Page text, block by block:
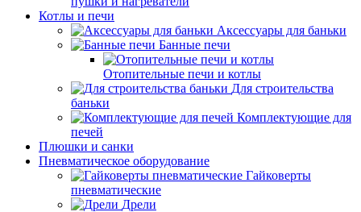
Котлы и печи
Аксессуары для баньки
Банные печи
Отопительные печи и котлы
Для строительства
баньки
Комплектующие для
печей
Плюшки и санки
Пневматическое оборудование
Гайковерты
пневматические
Дрели